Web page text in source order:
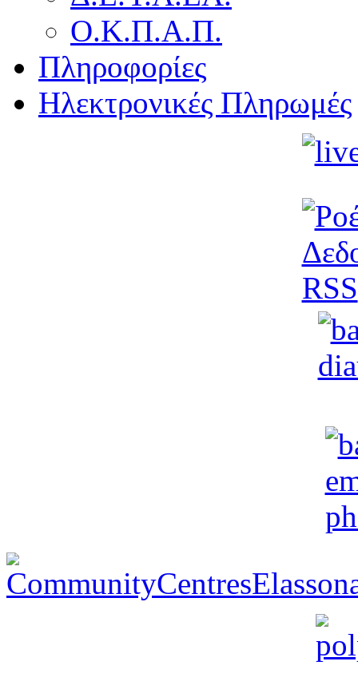
Ο.Κ.Π.Α.Π.
Πληροφορίες
Ηλεκτρονικές Πληρωμές